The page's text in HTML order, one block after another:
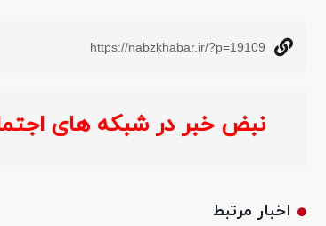
https://nabzkhabar.ir/?p=19109
نبض خبر در شبکه های
اخبار مرتبط